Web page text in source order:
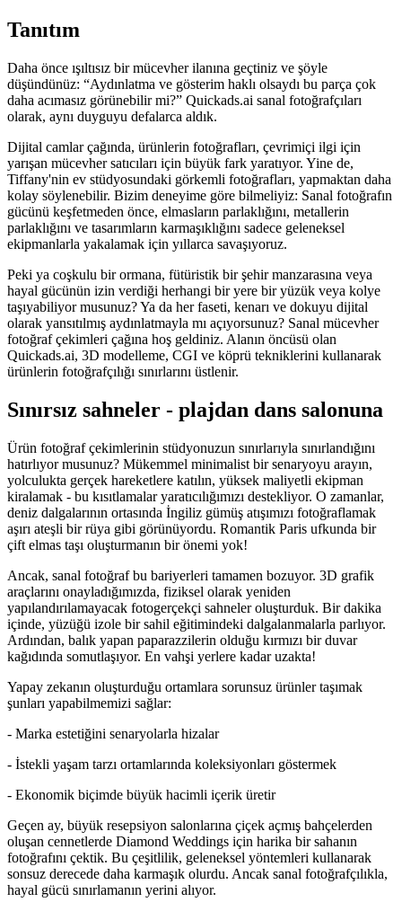
Tanıtım
Daha önce ışıltısız bir mücevher ilanına geçtiniz ve şöyle
düşündünüz: “Aydınlatma ve gösterim haklı olsaydı bu parça çok
daha acımasız görünebilir mi?” Quickads.ai sanal fotoğrafçıları
olarak, aynı duyguyu defalarca aldık.
Dijital camlar çağında, ürünlerin fotoğrafları, çevrimiçi ilgi için
yarışan mücevher satıcıları için büyük fark yaratıyor. Yine de,
Tiffany'nin ev stüdyosundaki görkemli fotoğrafları, yapmaktan daha
kolay söylenebilir. Bizim deneyime göre bilmeliyiz: Sanal fotoğrafın
gücünü keşfetmeden önce, elmasların parlaklığını, metallerin
parlaklığını ve tasarımların karmaşıklığını sadece geleneksel
ekipmanlarla yakalamak için yıllarca savaşıyoruz.
Peki ya coşkulu bir ormana, fütüristik bir şehir manzarasına veya
hayal gücünün izin verdiği herhangi bir yere bir yüzük veya kolye
taşıyabiliyor musunuz? Ya da her faseti, kenarı ve dokuyu dijital
olarak yansıtılmış aydınlatmayla mı açıyorsunuz? Sanal mücevher
fotoğraf çekimleri çağına hoş geldiniz. Alanın öncüsü olan
Quickads.ai, 3D modelleme, CGI ve köprü tekniklerini kullanarak
ürünlerin fotoğrafçılığı sınırlarını üstlenir.
Sınırsız sahneler - plajdan dans salonuna
Ürün fotoğraf çekimlerinin stüdyonuzun sınırlarıyla sınırlandığını
hatırlıyor musunuz? Mükemmel minimalist bir senaryoyu arayın,
yolculukta gerçek hareketlere katılın, yüksek maliyetli ekipman
kiralamak - bu kısıtlamalar yaratıcılığımızı destekliyor. O zamanlar,
deniz dalgalarının ortasında İngiliz gümüş atışımızı fotoğraflamak
aşırı ateşli bir rüya gibi görünüyordu. Romantik Paris ufkunda bir
çift elmas taşı oluşturmanın bir önemi yok!
Ancak, sanal fotoğraf bu bariyerleri tamamen bozuyor. 3D grafik
araçlarını onayladığımızda, fiziksel olarak yeniden
yapılandırılamayacak fotogerçekçi sahneler oluşturduk. Bir dakika
içinde, yüzüğü izole bir sahil eğitimindeki dalgalanmalarla parlıyor.
Ardından, balık yapan paparazzilerin olduğu kırmızı bir duvar
kağıdında somutlaşıyor. En vahşi yerlere kadar uzakta!
Yapay zekanın oluşturduğu ortamlara sorunsuz ürünler taşımak
şunları yapabilmemizi sağlar:
- Marka estetiğini senaryolarla hizalar
- İstekli yaşam tarzı ortamlarında koleksiyonları göstermek
- Ekonomik biçimde büyük hacimli içerik üretir
Geçen ay, büyük resepsiyon salonlarına çiçek açmış bahçelerden
oluşan cennetlerde Diamond Weddings için harika bir sahanın
fotoğrafını çektik. Bu çeşitlilik, geleneksel yöntemleri kullanarak
sonsuz derecede daha karmaşık olurdu. Ancak sanal fotoğrafçılıkla,
hayal gücü sınırlamanın yerini alıyor.